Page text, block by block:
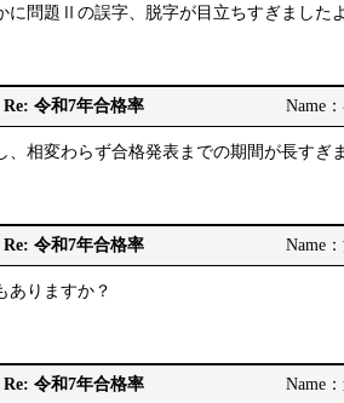
に問題Ⅱの誤字、脱字が目立ちすぎました
Re: 令和7年合格率 Name
、相変わらず合格発表までの期間が長すぎ
Re: 令和7年合格率 Name
ありますか？
Re: 令和7年合格率 Name